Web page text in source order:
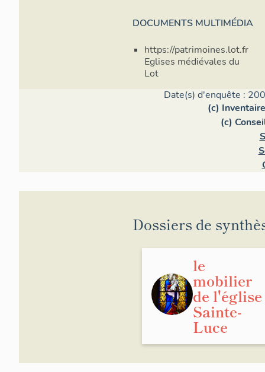
DOCUMENTS MULTIMÉDIA
https://patrimoines.lot.fr
Eglises médiévales du
Lot
Date(s) d'enquête :
(c)
(c)
Dossiers de
le
mobilier
de l'église
Sainte-
Luce